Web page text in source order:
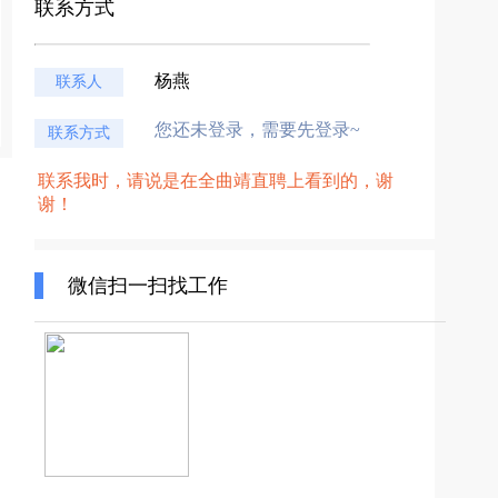
联系方式
联系人 杨燕
联系方式 您还未登录，需要先登录~
联系我时，请说是在全曲靖直聘上看到的，谢
谢！
微信扫一扫找工作